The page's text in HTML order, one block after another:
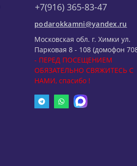
+7(916) 365-83-47
podarokkamni@yandex.ru
Московская обл. г. Химки ул.
Парковая 8 - 108 (домофон
- ПЕРЕД ПОСЕЩЕНИЕМ
ОБЯЗАТЕЛЬНО СВЯЖИТЕСЬ С
НАМИ, спасибо !